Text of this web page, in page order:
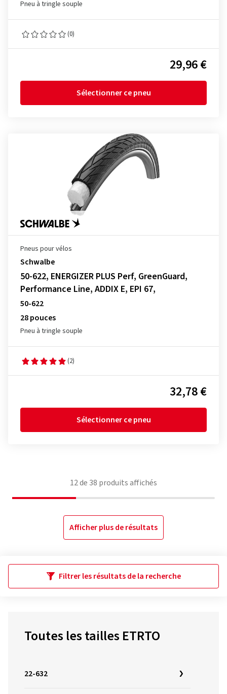
Pneu à tringle souple
(0)
29,96 €
Sélectionner ce pneu
Pneus pour vélos
Schwalbe
50-622, ENERGIZER PLUS Perf, GreenGuard,
Performance Line, ADDIX E, EPI 67,
50-622
28 pouces
Pneu à tringle souple
(2)
32,78 €
Sélectionner ce pneu
12de 38 produits affichés
Afficher plus de résultats
Filtrer les résultats de la recherche
Toutes les tailles ETRTO
22-632